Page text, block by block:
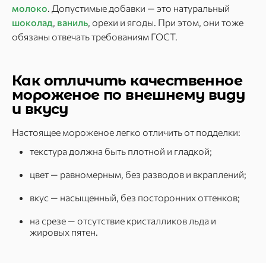
молоко. Допустимые добавки — это натуральный
шоколад, ваниль, орехи и ягоды. При этом, они тоже
обязаны отвечать требованиям ГОСТ.
Как отличить качественное
мороженое по внешнему виду
и вкусу
Настоящее мороженое легко отличить от подделки:
текстура должна быть плотной и гладкой;
цвет — равномерным, без разводов и вкраплений;
вкус — насыщенный, без посторонних оттенков;
на срезе — отсутствие кристалликов льда и
жировых пятен.